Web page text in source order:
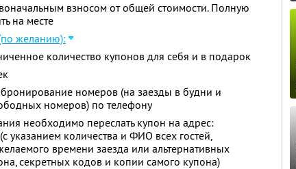
взносом от общей стоимости. Полную
на месте
желанию):
количество купонов для себя и в подарок
номеров (на заезды в будни и
номеров) по телефону
необходимо переслать купон на адрес:
(с указанием количества и ФИО всех гостей,
времени заезда или альтернативных
секретных кодов и копии самого купона)